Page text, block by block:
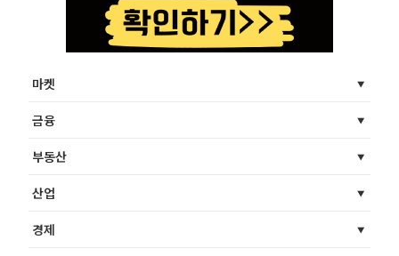
마켓
금융
부동산
산업
경제